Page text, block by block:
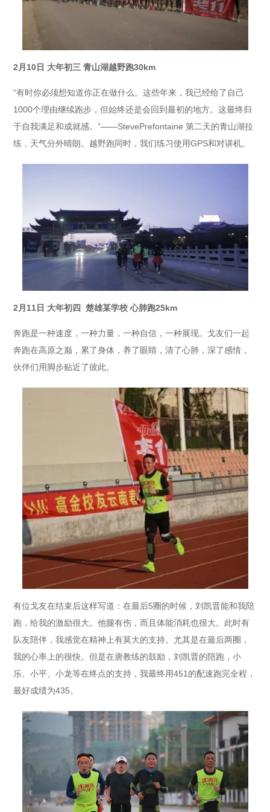
2月10日 大年初三 青山湖越野跑30km
“有时你必须想知道你正在做什么。这些年来，我已经给了自己
1000个理由继续跑步，但始终还是会回到最初的地方。这最终归
于自我满足和成就感。”——StevePrefontaine 第二天的青山湖拉
练，天气分外晴朗。越野跑同时，我们练习使用GPS和对讲机。
2月11日 大年初四 楚雄某学校 心肺跑25km
奔跑是一种速度，一种力量，一种自信，一种展现。戈友们一起
奔跑在高原之巅，累了身体，养了眼睛，清了心肺，深了感情，
伙伴们用脚步贴近了彼此。
有位戈友在结束后这样写道：在最后5圈的时候，刘凯晋能和我陪
跑，给我的激励很大。他腿有伤，而且体能消耗也很大。此时有
队友陪伴，我感觉在精神上有莫大的支持。尤其是在最后两圈，
我的心率上的很快。但是在唐教练的鼓励，刘凯晋的陪跑，小
乐、小平、小龙等在终点的支持，我最终用451的配速跑完全程，
最好成绩为435。